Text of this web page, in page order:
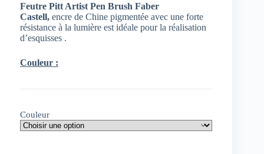
Feutre Pitt Artist Pen Brush Faber
Castell, encre de Chine pigmentée avec une forte
résistance à la lumière est idéale pour la réalisation
d’esquisses .
Couleur :
Couleur